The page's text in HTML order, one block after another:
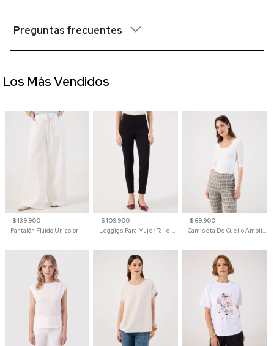
Preguntas frecuentes
$ 139.900
Pantalón Fluido Unicolor
$ 109.900
Leggigs Para Mujer Talle Alto Liso
$ 69.900
Camiseta De Cuello Amplio Y Manga 3/4 Para Mujer
Los Más Vendidos